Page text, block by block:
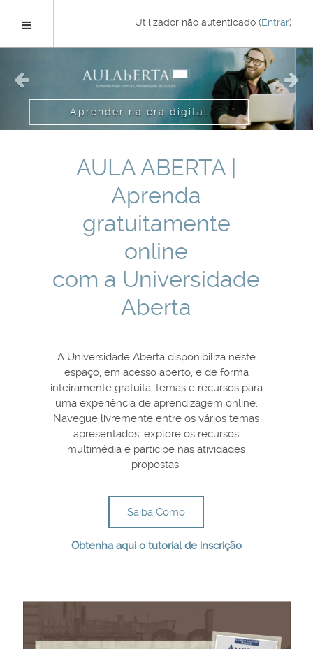
conteúdo
Utilizador não autenticado (Entrar)
Descubra os novos cursos em
oferta
AULA ABERTA |
Aprenda
gratuitamente
online
com a Universidade
Aberta
A Universidade Aberta disponibiliza neste
espaço, em acesso aberto, e de forma
inteiramente gratuita, temas e recursos para
uma experiência de aprendizagem online.
Navegue livremente entre os vários temas
apresentados, explore os recursos
multimédia e participe nas atividades
propostas.
Saiba Como
Obtenha aqui o tutorial de inscrição